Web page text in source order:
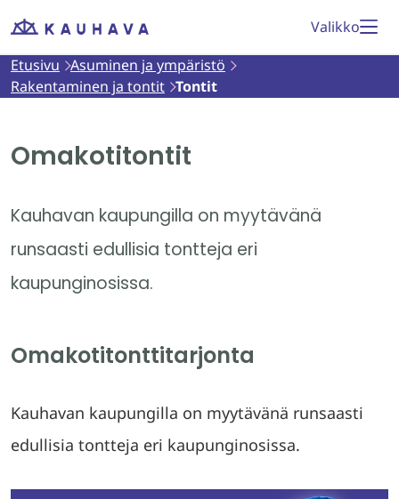
Siirry
Etusivu
Valikko
Etusivu Asuminen ja ympäristö
Rakentaminen ja tontit Tontit
Omakotitontit
Kauhavan kaupungilla on myytävänä
runsaasti edullisia tontteja eri
kaupunginosissa.
Omakotitonttitarjonta
Kauhavan kaupungilla on myytävänä runsaasti
edullisia tontteja eri kaupunginosissa.